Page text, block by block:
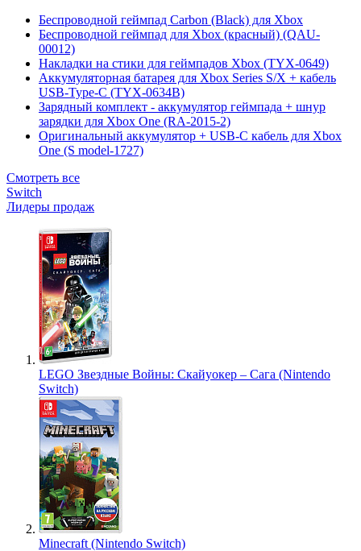
Беспроводной геймпад Carbon (Black) для Xbox
Беспроводной геймпад для Xbox (красный) (QAU-
00012)
Накладки на стики для геймпадов Xbox (TYX-0649)
Аккумуляторная батарея для Xbox Series S/X + кабель
USB-Type-C (TYX-0634B)
Зарядный комплект - аккумулятор геймпада + шнур
зарядки для Xbox One (RA-2015-2)
Оригинальный аккумулятор + USB-C кабель для Xbox
One (S model-1727)
Смотреть все
Switch
Лидеры продаж
LEGO Звездные Войны: Скайуокер – Сага (Nintendo
Switch)
Minecraft (Nintendo Switch)